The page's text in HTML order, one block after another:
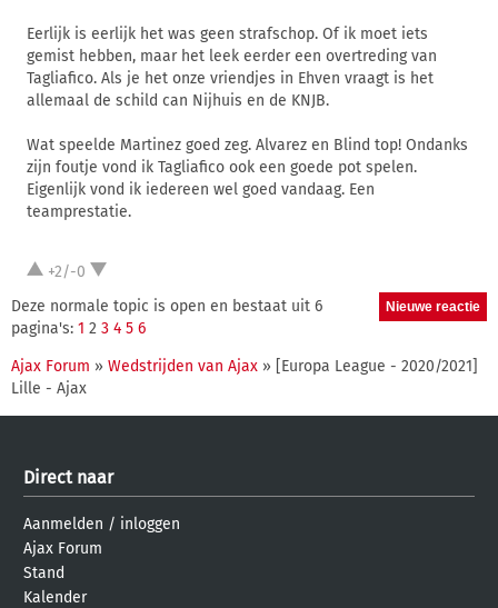
Eerlijk is eerlijk het was geen strafschop. Of ik moet iets
gemist hebben, maar het leek eerder een overtreding van
Tagliafico. Als je het onze vriendjes in Ehven vraagt is het
allemaal de schild can Nijhuis en de KNJB.
Wat speelde Martinez goed zeg. Alvarez en Blind top! Ondanks
zijn foutje vond ik Tagliafico ook een goede pot spelen.
Eigenlijk vond ik iedereen wel goed vandaag. Een
teamprestatie.
+2/-0
Deze normale topic is open en bestaat uit 6
pagina's: 1 2 3 4 5 6
Ajax Forum » Wedstrijden van Ajax » [Europa League - 2020/2021]
Lille - Ajax
Direct naar
Aanmelden / inloggen
Ajax Forum
Stand
Kalender